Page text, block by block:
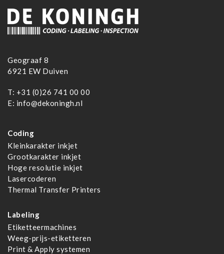
Geograaf 8
6921 EW Duiven
T: +31 (0)26 741 00 00
E: info@dekoningh.nl
Coding
Kleinkarakter inkjet
Grootkarakter inkjet
Hoge resolutie inkjet
Lasercoderen
Thermal Transfer Printers
Labeling
Etiketteermachines
Weeg-prijs-etiketteren
Print & Apply systemen